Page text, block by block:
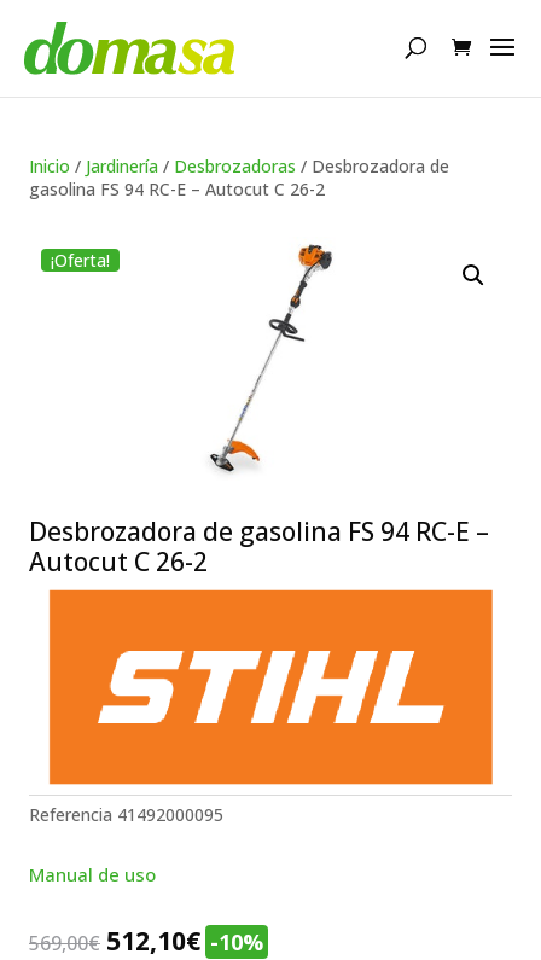
productos
Inicio / Jardinería / Desbrozadoras / Desbrozadora de
gasolina FS 94 RC-E – Autocut C 26-2
¡Oferta!
Desbrozadora de gasolina FS 94 RC-E –
Autocut C 26-2
Referencia 41492000095
Manual de uso
569,00€ El
512,10€El-10%